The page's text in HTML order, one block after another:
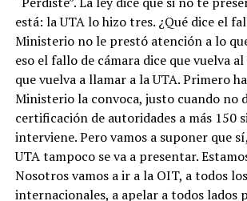
está: la UTA lo hizo tres. ¿Qué dice el
Ministerio no le prestó atención a lo
eso el fallo de cámara dice que vuelva
que vuelva a llamar a la UTA. Primero
Ministerio la convoca, justo cuando no
certificación de autoridades a más 150
interviene. Pero vamos a suponer que
UTA tampoco se va a presentar.
Nosotros vamos a ir a la OIT, a todos
internacionales, a apelar a todos lados